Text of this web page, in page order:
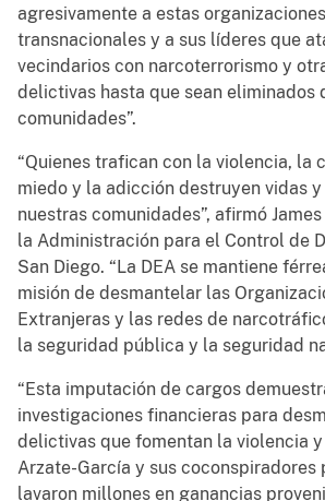
agresivamente a estas
transnacionales y a sus líderes que
vecindarios con narcoterrorismo y
delictivas hasta que sean eliminados
comunidades”.
“Quienes trafican con la violencia, la
miedo y la adicción destruyen vidas
nuestras comunidades”, afirmó
la Administración para el Control de
San Diego. “La DEA se mantiene
misión de desmantelar las
Extranjeras y las redes de
la seguridad pública y la seguridad
“Esta imputación de cargos
investigaciones financieras para
delictivas que fomentan la violencia
Arzate-García y sus coconspiradores
lavaron millones en ganancias